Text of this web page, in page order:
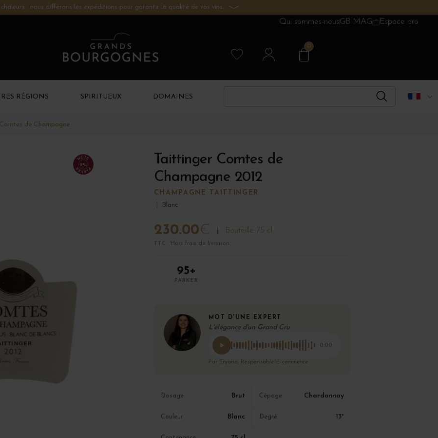
chaleurs : nous différons les expéditions pour garantir la qualité de vos vins.
Qui sommes-nousGB MAG Espace pro
0
RÉGIONS SPIRITUEUX DOMAINES
de Champagne
95+
Taittinger Comtes de
Champagne 2012
CHAMPAGNE TAITTINGER
Blanc
230.00€ Bouteille 75 cl
TTC · Hors frais de livraison
95+
PARKER
MOT D'UNE EXPERT
L'élégance d'un Grand Cru
0:00
Par Eryane, Responsable E-commerce
Dosage Brut Cépage Chardonnay
Couleur Blanc Degré 13°